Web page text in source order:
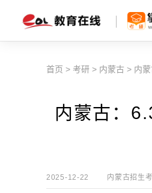
首页 > 考研 > 内蒙古 > 内
内蒙古：
2025-12-22 内蒙古招生